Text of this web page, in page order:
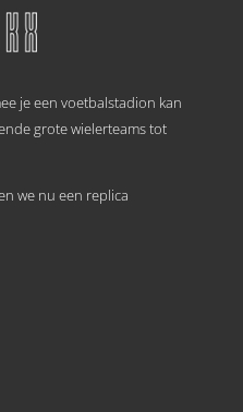
je een voetbalstadion kan
grote wielerteams tot
we nu een replica